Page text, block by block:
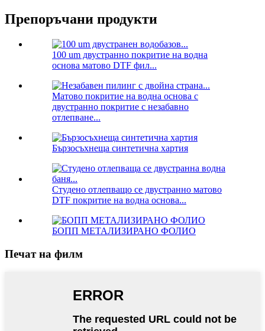
Препоръчани продукти
100 um двустранно покритие на водна
основа матово DTF фил...
Матово покритие на водна основа с
двустранно покритие с незабавно
отлепване...
Бързосъхнеща синтетична хартия
Студено отлепващо се двустранно матово
DTF покритие на водна основа...
БОПП МЕТАЛИЗИРАНО ФОЛИО
Печат на филм